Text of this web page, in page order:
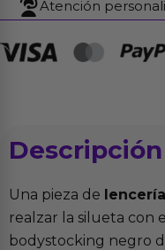
Atención
Descripción
Una pieza de
realzar la silueta con
bodystocking negro